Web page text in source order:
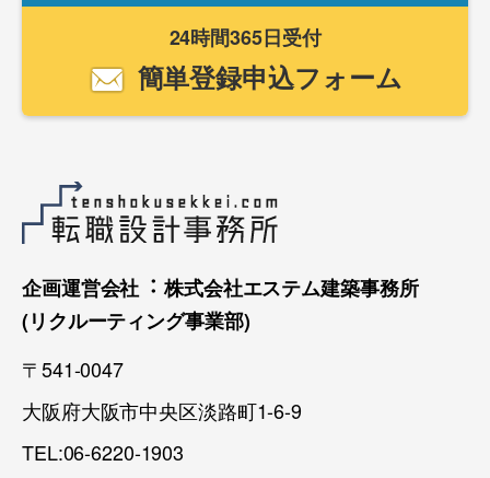
24時間365日受付
簡単登録申込フォーム
企画運営会社︓ 株式会社エステム建築事務所
(リクルーティング事業部)
〒541-0047
大阪府大阪市中央区淡路町1-6-9
TEL:06-6220-1903